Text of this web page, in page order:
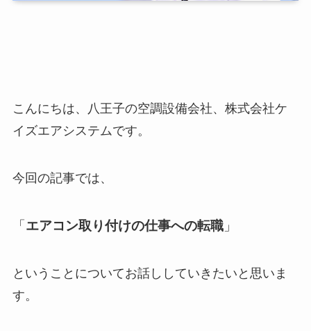
こんにちは、八王子の空調設備会社、株式会社ケ
イズエアシステムです。
今回の記事では、
「 エアコン取り付けの仕事への転職」
ということについてお話ししていきたいと思いま
す。